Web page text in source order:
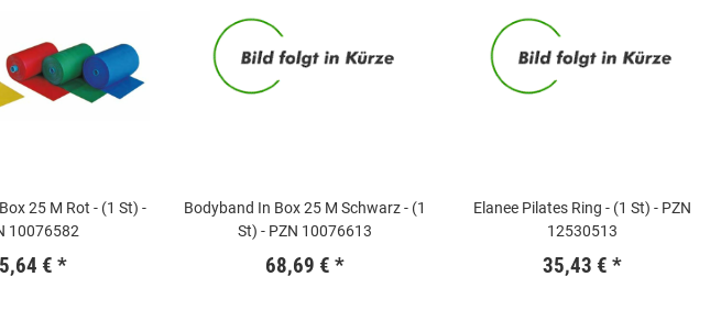
25 M Rot - (1 St) -
10076582
€ *
Bodyband In Box 25 M Schwarz - (1
St) - PZN 10076613
68,69 € *
Elanee Pilates Ring - (1 St) - PZN
12530513
35,43 € *